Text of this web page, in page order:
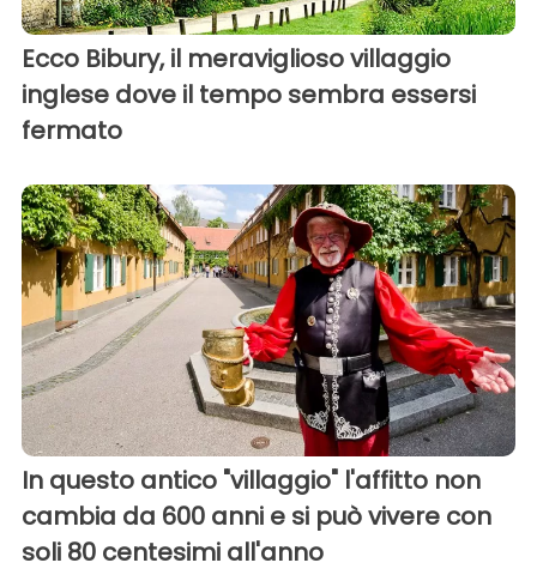
Ecco Bibury, il meraviglioso villaggio
inglese dove il tempo sembra essersi
fermato
In questo antico "villaggio" l'affitto non
cambia da 600 anni e si può vivere con
soli 80 centesimi all'anno